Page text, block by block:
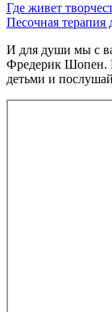
Где живет
Песочная терапия
И для души мы с
Фредерик Шопен.
детьми и